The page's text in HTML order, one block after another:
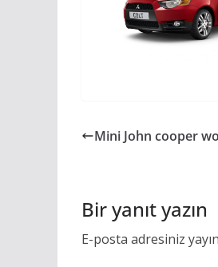
Mini John cooper
Bir yanıt yazın
E-posta adresiniz